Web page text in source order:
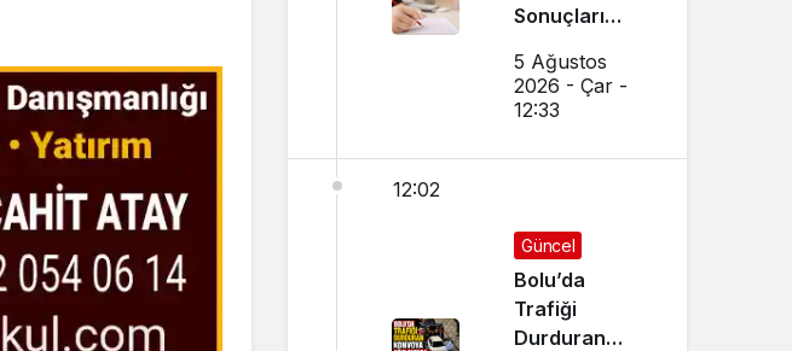
Sonuçları
Sonuçlar
Nereden
Nakil
5 Ağustos
2026 - Çar -
12:33
12:02
Güncel
Bolu’da
Trafiği
Durduran